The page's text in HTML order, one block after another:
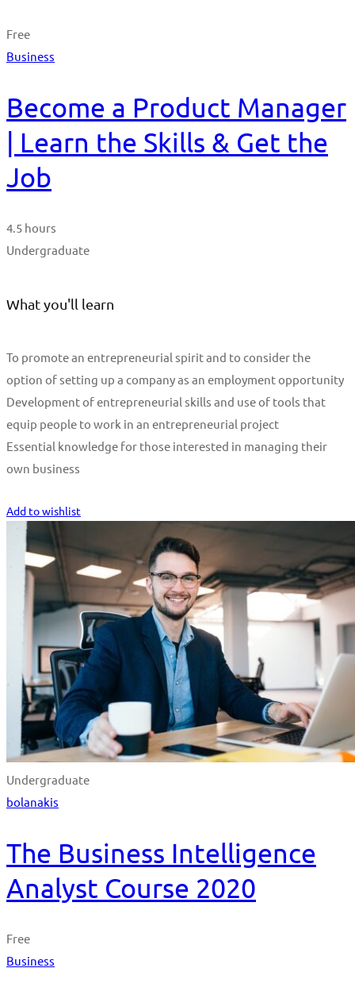
Free
Business
Become a Product Manager
| Learn the Skills & Get the
Job
4.5 hours
Undergraduate
What you'll learn
To promote an entrepreneurial spirit and to consider the
option of setting up a company as an employment opportunity
Development of entrepreneurial skills and use of tools that
equip people to work in an entrepreneurial project
Essential knowledge for those interested in managing their
own business
Add to wishlist
Undergraduate
bolanakis
The Business Intelligence
Analyst Course 2020
Free
Business